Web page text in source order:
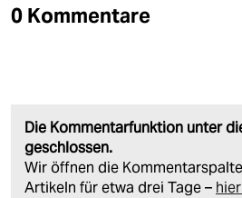
0 Kommentare
Die Kommentarfunktion unter
geschlossen.
Wir öffnen die
Artikeln für etwa drei Tage –